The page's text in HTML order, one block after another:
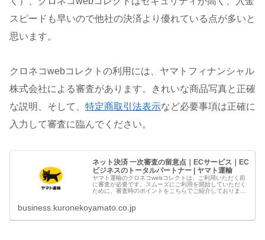
スピードも早いので他社の決済より優れている点が多いと
思います。
クロネコwebコレクトの利用には、ヤマトフィナンシャル
株式会社による審査があります。きれいな商品写真と正確
な説明、そして、 特定商取引法表示など必要事項は正確に
入力して審査に臨んでください。
ネット決済 一次審査の留意点｜ECサービス｜EC
ビジネスのトータルパートナー | ヤマト運輸
ヤマト運輸のクロネコwebコレクトは、ご利用いただく前
に審査が必要です。スムーズにご利用を開始していただく
ために、審査時のポイントをこちらでご紹介しております
business.kuronekoyamato.co.jp